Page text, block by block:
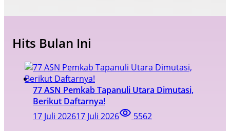
Hits Bulan Ini
77 ASN Pemkab Tapanuli Utara Dimutasi,
Berikut Daftarnya!
17 Juli 202617 Juli 2026 5562